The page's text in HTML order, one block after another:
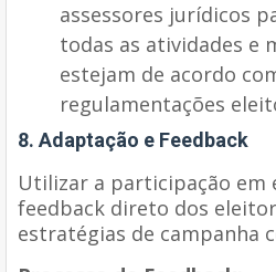
assessores jurídicos
todas as atividades e
estejam de acordo
regulamentações
8. Adaptação e Feedback
Utilizar a participação em
feedback direto dos
estratégias de campanha